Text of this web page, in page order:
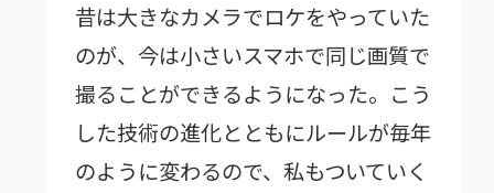
昔は大きなカメラでロケをやっていた
のが、今は小さいスマホで同じ画質で
撮ることができるようになった。こう
した技術の進化とともにルールが毎年
のように変わるので、私もついていく